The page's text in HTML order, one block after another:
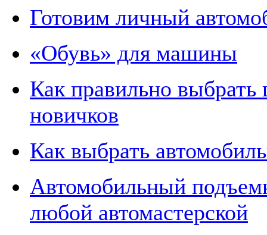
Готовим личный
«Обувь» для машины
Как правильно
новичков
Как выбрать
Автомобильный
любой автомастерской